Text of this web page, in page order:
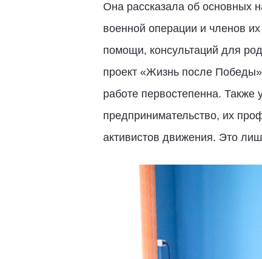
Она рассказала об основных
военной операции и членов
помощи, консультаций для
проект «Жизнь после
работе первостепенна.
предпринимательство, их
активистов движения. Это